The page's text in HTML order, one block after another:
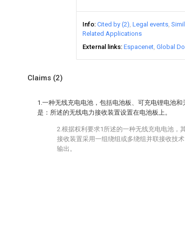
Info Cited by (2) Legal events
Related Applications
External links Espacenet Global
Claims (2)
1.一种无线充电电池，包括电池板、可充电锂电池
是：所述的无线电力接收装置设置在电池板上。
2.根据权利要求1所述的一种无线充电电池，
接收装置采用一组绕组或多绕组并联接收技
输出。